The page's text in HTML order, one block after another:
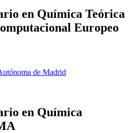
en Química Teórica
Europeo
de Madrid
en Química